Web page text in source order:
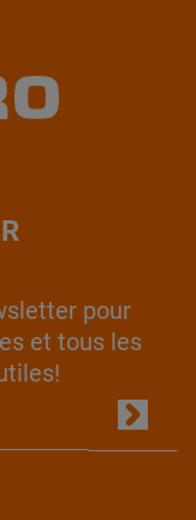
pour
et tous les